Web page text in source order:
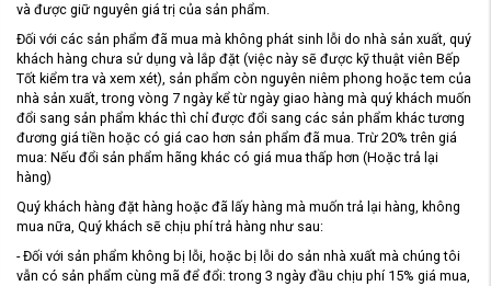
và được giữ nguyên giá trị của sản phẩm.
Đối với các sản phẩm đã mua mà không phát sinh lỗi do nhà sản xuất, quý
khách hàng chưa sử dụng và lắp đặt (việc này sẽ được kỹ thuật viên Bếp
Tốt kiểm tra và xem xét), sản phẩm còn nguyên niêm phong hoặc tem của
nhà sản xuất, trong vòng 7 ngày kể từ ngày giao hàng mà quý khách muốn
đổi sang sản phẩm khác thì chỉ được đổi sang các sản phẩm khác tương
đương giá tiền hoặc có giá cao hơn sản phẩm đã mua. Trừ 20% trên giá
mua: Nếu đổi sản phẩm hãng khác có giá mua thấp hơn (Hoặc trả lại
hàng)
Quý khách hàng đặt hàng hoặc đã lấy hàng mà muốn trả lại hàng, không
mua nữa, Quý khách sẽ chịu phí trả hàng như sau:
- Đối với sản phẩm không bị lỗi, hoặc bị lỗi do sản nhà xuất mà chúng tôi
vẫn có sản phẩm cùng mã để đổi: trong 3 ngày đầu chịu phí 15% giá mua,